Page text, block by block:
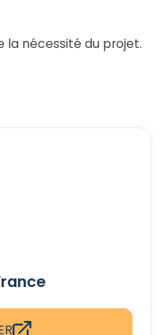
la nécessité du projet.